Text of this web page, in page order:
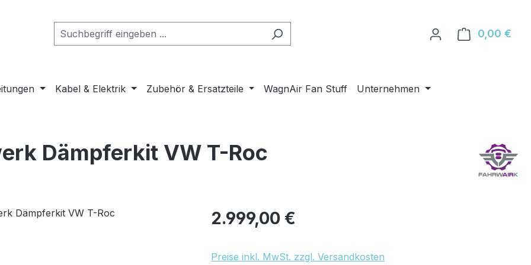
0,00 €
Kabel & Elektrik Zubehör & Ersatzteile WagnAir Fan Stuff Unternehmen
Dämpferkit VW T-Roc
Regulärer Preis:
2.999,00 €
Preise inkl. MwSt. zzgl. Versandkosten